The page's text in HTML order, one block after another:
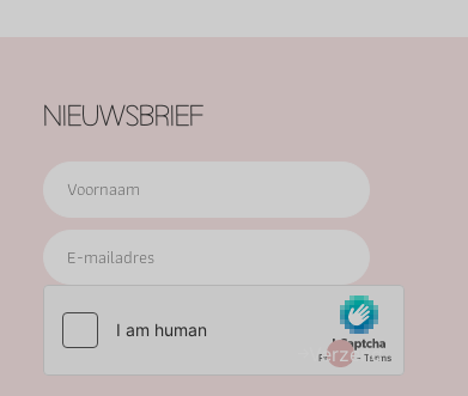
NIEUWSBRIEF
Verzend